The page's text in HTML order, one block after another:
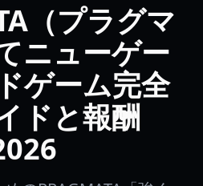
（プラグマ
ニューゲー
ゲーム完全
ドと報酬